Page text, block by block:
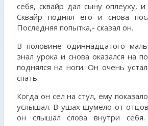
себя, сквайр дал сыну оплеуху,
Сквайр поднял его и снова
Последняя попытка,- сказал он.
В половине одиннадцатого
знал урока и снова оказался на
поднялся на ноги. Он очень
спать.
Когда он сел на стул, ему
услышал. В ушах шумело от
он слышал слова внутри